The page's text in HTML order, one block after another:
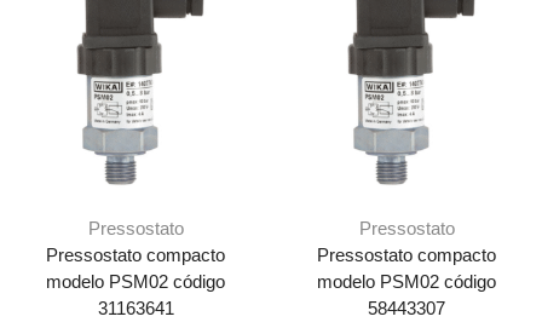
Pressostato
Pressostato compacto
modelo PSM02 código
31163641
Pressostato
Pressostato compacto
modelo PSM02 código
58443307